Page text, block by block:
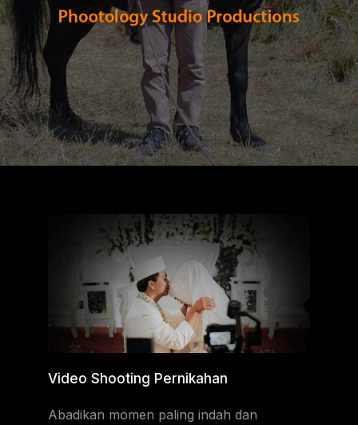
Video Shooting Pernikahan
Abadikan momen paling indah dan